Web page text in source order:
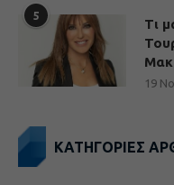
5
Τι
19
ΚΑΤΗΓΟΡΙΕΣ